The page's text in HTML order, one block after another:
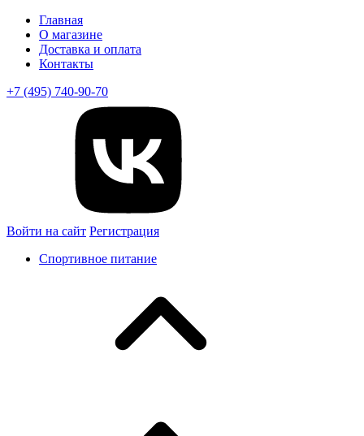
Главная
О магазине
Доставка и оплата
Контакты
+7 (495) 740-90-70
Войти на сайт Регистрация
Спортивное питание